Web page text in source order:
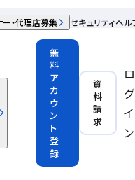
ー・代理店募集 セキュリティヘル
無
料
ア
カ
ウ
ン
ト
登
録
資
料
請
求
ロ
グ
イ
ン
2025年11月5日
改定対象
変更の概
要
を
ます。
させ
す。